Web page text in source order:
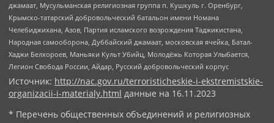
джамаат, Мусульманская религиозная группа п. Кушкуль г. Оренбург,
Крымско-татарский добровольческий батальон имени Номана
Челебиджихана, Азов, Партия исламского возрождения Таджикистана,
Народная самооборона, Дуббайский джамаат, московская ячейка, Батал-
Хаджи Белхороев, Маньяки Культ Убийц, Молодёжь Которая Улыбается,
Легион Свобода России, Айдар, Русский добровольческий корпус
Источник: http://nac.gov.ru/terroristicheskie-i-ekstremistskie-
organizacii-i-materialy.html данные на 16.11.2023
* Перечень общественных объединений и религиозных